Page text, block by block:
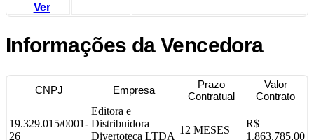
Ver
Informações da Vencedora
CNPJ Empresa
Prazo
Contratual
Valor
Contrato
19.329.015/0001-
26
Editora e
Distribuidora
Divertoteca LTDA
12 MESES
R$
1.863.785,00